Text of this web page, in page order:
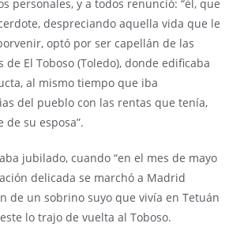
personales, y a todos renunció: “él, que
despreciando aquella vida que le
optó por ser capellán de las
El Toboso (Toledo), donde edificaba
al mismo tiempo que iba
del pueblo con las rentas que tenía,
su esposa”.
jubilado, cuando “en el mes de mayo
delicada se marchó a Madrid
de un sobrino suyo que vivía en Tetuán
lo trajo de vuelta al Toboso.